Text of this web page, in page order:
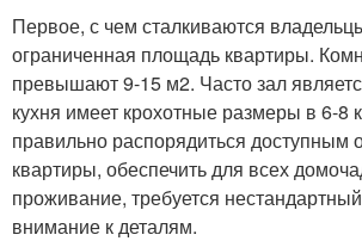
Первое, с чем сталкиваются
ограниченная площадь квартиры.
превышают 9-15 м2. Часто зал
кухня имеет крохотные размеры в 6-8
правильно распорядиться доступным
квартиры, обеспечить для всех
проживание, требуется
внимание к деталям.